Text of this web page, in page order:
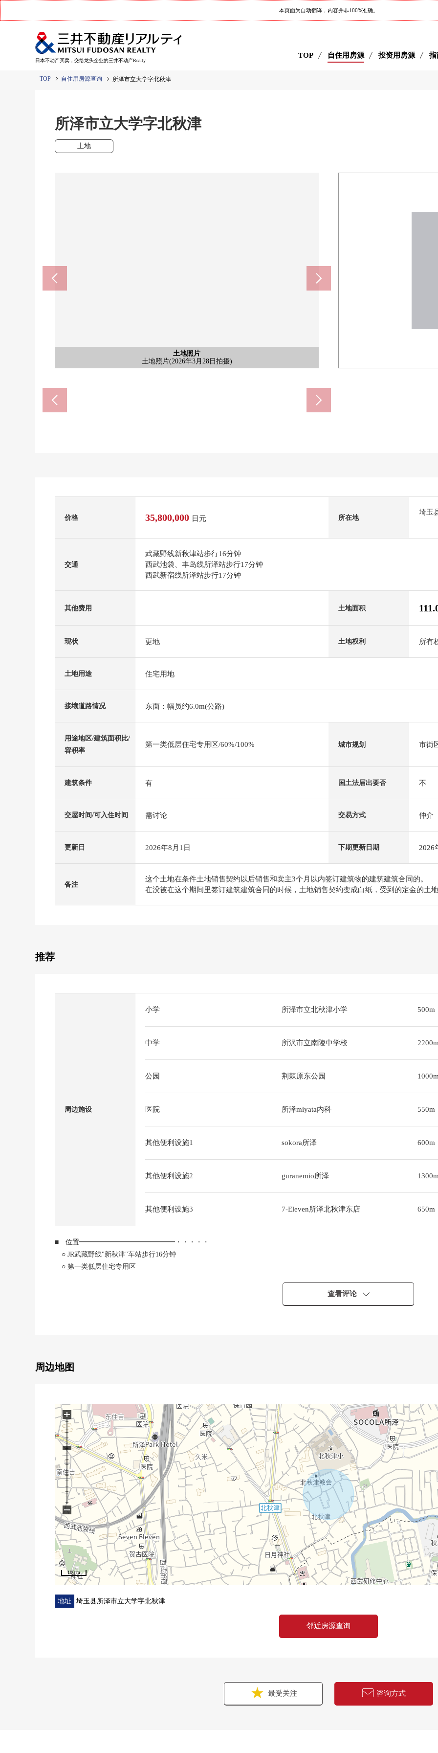
本页面为自动翻译，内容并非100%准确。
日本不动产买卖，交给龙头企业的三井不动产Realty
TOP 自住用房源 投资用房源 指
TOP 自住用房源查询 所泽市立大学字北秋津
所泽市立大学字北秋津
土地
土地照片
土地照片(2026年3月28日拍摄)
土地照片
土地照片(2026年3月28日拍摄)
土地照片
土地照片(2026年3月28日拍摄)
含有前面道路的外观
含有前面道路的外观(2026年3月28日拍摄)
含有前面道路的外观
含有前面道路的外观(2026年3月28日拍摄)
sokora所泽(约600m)
guranemio所泽(约1300m)
显得清澈，来秋津食品馆(约700m)
7-Eleven所泽北秋津东店(约650m)
所泽市立北秋津小学(约500m)
所沢市立南陵中学校(约2200m)
价格 35,800,000 日元 所在地
埼玉
交通
武藏野线新秋津站步行16分钟
西武池袋、丰岛线所泽站步行17分钟
西武新宿线所泽站步行17分钟
其他费用 土地面积
现状 更地 土地权利 所有
土地用途 住宅用地
接壤道路情况 东面：幅员约6.0m(公路)
用途地区/建筑面积比/
容积率
第一类低层住宅专用区/60%/100% 城市规划 市街
建筑条件 有 国土法届出要否 不
交屋时间/可入住时间 需讨论 交易方式 仲介
更新日 2026年8月1日 下期更新日期 2026
备注
这个土地在条件土地销售契约以后销售和卖主3个月以内签订建筑物的建筑建筑合同的。
在没被在这个期间里签订建筑建筑合同的时候，土地销售契约变成白纸，受到的定金的土
推荐
周边施设
小学 所泽市立北秋津小学 500m
中学 所沢市立南陵中学校
公园 荆棘原东公园
医院 所泽miyata内科 550m
其他便利设施1 sokora所泽 600m
其他便利设施2 guranemio所泽
其他便利设施3 7-Eleven所泽北秋津东店 650m
■ 位置━━━━━━━━━━━━━━・・・・・
○ JR武藏野线"新秋津"车站步行16分钟
○ 第一类低层住宅专用区
○ 备有生活便利设施的居住环境
○ 也把周边环境以及周边施设合起来，不仅本房源而且，做向导吧。
○ 本房屋购置时出现的各项费用、住宅贷款利用时的月的偿还例
制作记载的资金计划表吧。
○ 也一共接受移动(重新购买)需讨论。
○ 想要参观的顾客敬请垂询到负责早熟。
查看评论
周边地图
100 m
+
−
地址 埼玉县所泽市立大学字北秋津
邻近房源查询
最受关注 咨询方式